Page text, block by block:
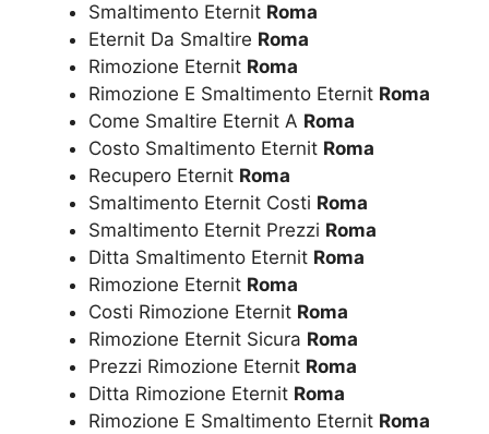
Smaltimento Eternit Roma
Eternit Da Smaltire Roma
Rimozione Eternit Roma
Rimozione E Smaltimento Eternit Roma
Come Smaltire Eternit A Roma
Costo Smaltimento Eternit Roma
Recupero Eternit Roma
Smaltimento Eternit Costi Roma
Smaltimento Eternit Prezzi Roma
Ditta Smaltimento Eternit Roma
Rimozione Eternit Roma
Costi Rimozione Eternit Roma
Rimozione Eternit Sicura Roma
Prezzi Rimozione Eternit Roma
Ditta Rimozione Eternit Roma
Rimozione E Smaltimento Eternit Roma